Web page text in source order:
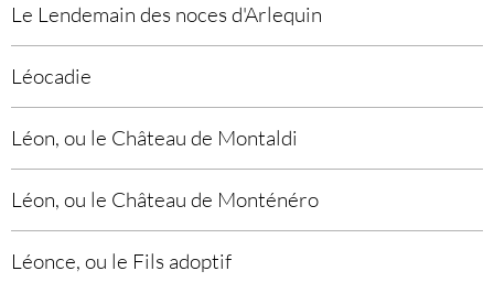
Le Lendemain des noces d'Arlequin
Léocadie
Léon, ou le Château de Montaldi
Léon, ou le Château de Monténéro
Léonce, ou le Fils adoptif